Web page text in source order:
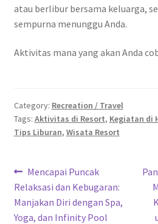
atau berlibur bersama keluarga,
sempurna menunggu Anda.
Aktivitas mana yang akan Anda
Category: Recreation / Travel
Tags: Aktivitas di Resort, Kegiatan di
Tips Liburan, Wisata Resort
Navigasi
pos
Previous
post:
Mencapai Puncak
Relaksasi dan Kebugaran:
Manjakan Diri dengan Spa,
Yoga, dan Infinity Pool